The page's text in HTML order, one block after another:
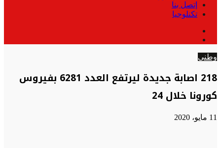
إتصل بنا
تكنلوجيا
وطني
218 اصابة جديدة ليرتفع العدد 6281 بفيروس
كورونا خلال 24
11 مايو، 2020